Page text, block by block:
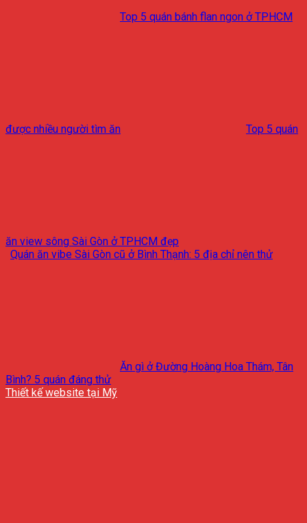
Top 5 quán bánh flan ngon ở TPHCM
được nhiều người tìm ăn Top 5 quán
ăn view sông Sài Gòn ở TPHCM đẹp
Quán ăn vibe Sài Gòn cũ ở Bình Thạnh: 5 địa chỉ nên thử
Ăn gì ở Đường Hoàng Hoa Thám, Tân
Bình? 5 quán đáng thử
Thiết kế website tại Mỹ